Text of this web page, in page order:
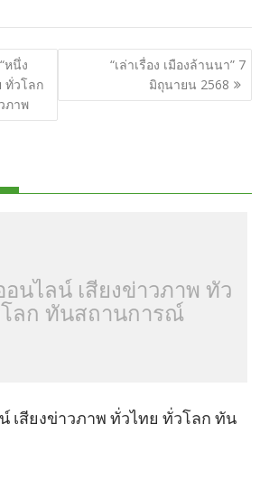
e g
g
er
m
bl
er
e
st
p
y
Li
n
ar
e
หนึ่ง
ทั่วโลก
ภาพ
“เล่าเรื่อง เมืองล้านนา” 7
มิถุนายน 2568
นไลน์ เสียงข่าวภาพ ทั่ว
ลก ทันสถานการณ์
เสียงข่าวภาพ ทั่วไทย ทั่วโลก ทัน